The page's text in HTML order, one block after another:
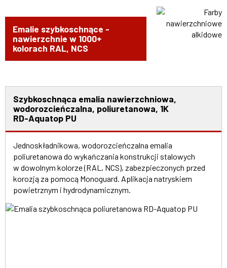
Emalie szybkoschnące -
nawierzchnie w 1000+
kolorach RAL, NCS
Szybkoschnąca emalia nawierzchniowa,
wodorozcieńczalna, poliuretanowa, 1K
RD-Aquatop PU
Jednoskładnikowa, wodorozcieńczalna emalia
poliuretanowa do wykańczania konstrukcji stalowych
w dowolnym kolorze (RAL, NCS), zabezpieczonych przed
korozją za pomocą Monoguard. Aplikacja natryskiem
powietrznym i hydrodynamicznym.